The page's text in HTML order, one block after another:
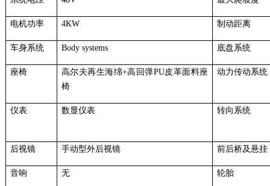
电机功率 4KW 制动距离
车身系统 Body systems 底盘系统
座椅
高尔夫再生海绵+高回弹PU皮革面料座
椅
动力传动系统
仪表 数显仪表 转向系统
后视镜 手动型外后视镜 前后桥及悬挂
音响 无 轮胎